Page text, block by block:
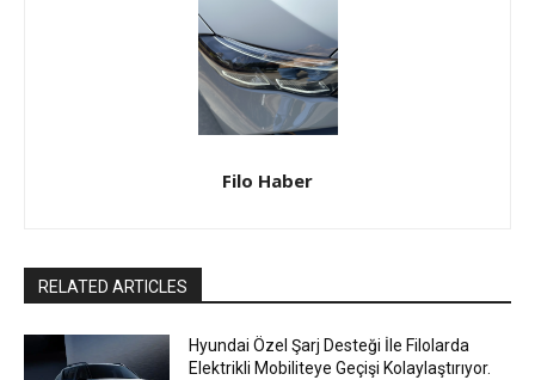
Filo Haber
RELATED ARTICLES
Hyundai Özel Şarj Desteği İle Filolarda
Elektrikli Mobiliteye Geçişi Kolaylaştırıyor.